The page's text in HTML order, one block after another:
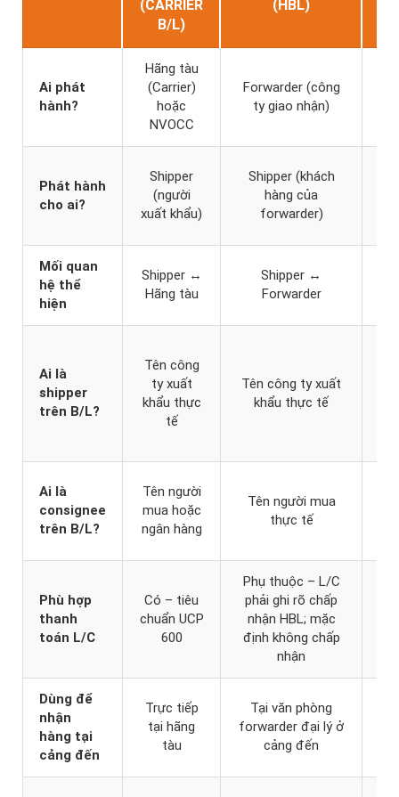
(CARRIER
B/L)
(HBL)
Ai phát
hành?
Hãng tàu
(Carrier)
hoặc
NVOCC
Forwarder (công
ty giao nhận)
Phát hành
cho ai?
Shipper
(người
xuất khẩu)
Shipper (khách
hàng của
forwarder)
Mối quan
hệ thể
hiện
Shipper ↔
Hãng tàu
Shipper ↔
Forwarder
Ai là
shipper
trên B/L?
Tên công
ty xuất
khẩu thực
tế
Tên công ty xuất
khẩu thực tế
Ai là
consignee
trên B/L?
Tên người
mua hoặc
ngân hàng
Tên người mua
thực tế
Phù hợp
thanh
toán L/C
Có – tiêu
chuẩn UCP
600
Phụ thuộc – L/C
phải ghi rõ chấp
nhận HBL; mặc
định không chấp
nhận
Dùng để
nhận
hàng tại
cảng đến
Trực tiếp
tại hãng
tàu
Tại văn phòng
forwarder đại lý ở
cảng đến